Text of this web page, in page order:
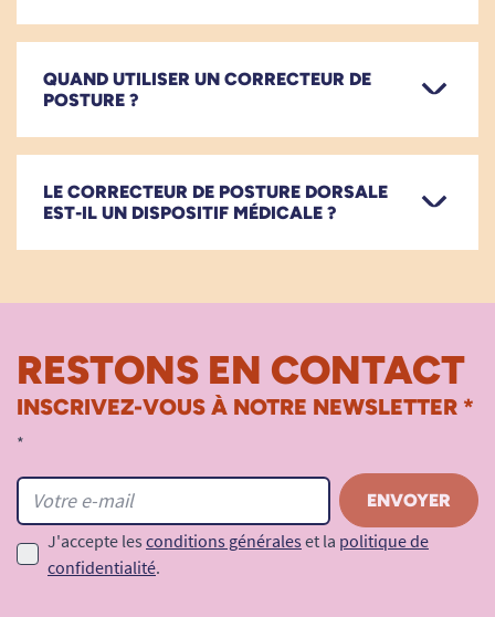
QUAND UTILISER UN CORRECTEUR DE
POSTURE ?
LE CORRECTEUR DE POSTURE DORSALE
EST-IL UN DISPOSITIF MÉDICALE ?
RESTONS EN CONTACT
INSCRIVEZ-VOUS À NOTRE NEWSLETTER *
*
J'accepte les conditions générales et la politique de
confidentialité.